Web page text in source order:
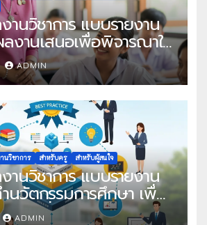
านวิชาการ แบบรายงาน
ลงานเสนอเพื่อพิจารณาใน
ในดวงใจ ประจำปี 2568
ADMIN
นวิชาการ สำหรับครู สำหรับผู้สนใจ
านวิชาการ แบบรายงาน
นวัตกรรมการศึกษา เพื่อ
ฏิบัติที่เป็นเลิศ
ADMIN